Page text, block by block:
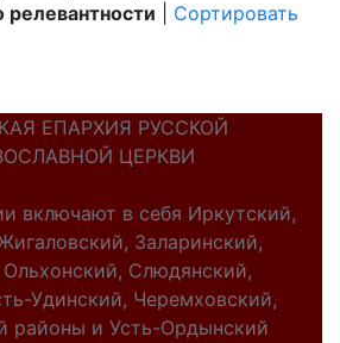
Сортировать
ЕПАРХИЯ РУССКОЙ
ЦЕРКВИ
включают в себя Иркутский,
Заларинский,
Ольхонский, Слюдянский,
Удинский, Черемховский,
районы и Усть-Ордынский